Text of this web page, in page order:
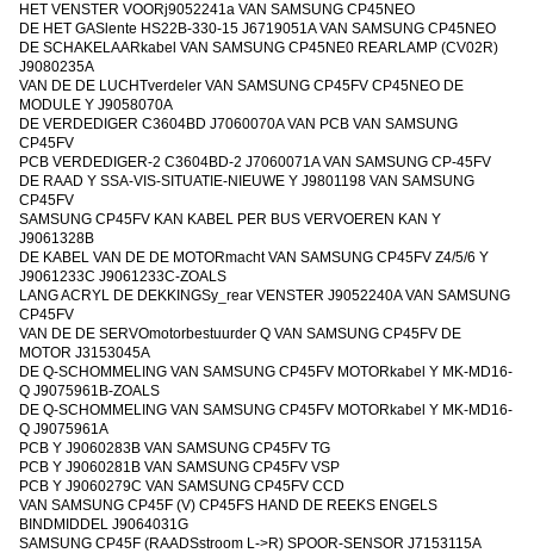
HET VENSTER VOORj9052241a VAN SAMSUNG CP45NEO
DE HET GASlente HS22B-330-15 J6719051A VAN SAMSUNG CP45NEO
DE SCHAKELAARkabel VAN SAMSUNG CP45NE0 REARLAMP (CV02R)
J9080235A
VAN DE DE LUCHTverdeler VAN SAMSUNG CP45FV CP45NEO DE
MODULE Y J9058070A
DE VERDEDIGER C3604BD J7060070A VAN PCB VAN SAMSUNG
CP45FV
PCB VERDEDIGER-2 C3604BD-2 J7060071A VAN SAMSUNG CP-45FV
DE RAAD Y SSA-VIS-SITUATIE-NIEUWE Y J9801198 VAN SAMSUNG
CP45FV
SAMSUNG CP45FV KAN KABEL PER BUS VERVOEREN KAN Y
J9061328B
DE KABEL VAN DE DE MOTORmacht VAN SAMSUNG CP45FV Z4/5/6 Y
J9061233C J9061233C-ZOALS
LANG ACRYL DE DEKKINGSy_rear VENSTER J9052240A VAN SAMSUNG
CP45FV
VAN DE DE SERVOmotorbestuurder Q VAN SAMSUNG CP45FV DE
MOTOR J3153045A
DE Q-SCHOMMELING VAN SAMSUNG CP45FV MOTORkabel Y MK-MD16-
Q J9075961B-ZOALS
DE Q-SCHOMMELING VAN SAMSUNG CP45FV MOTORkabel Y MK-MD16-
Q J9075961A
PCB Y J9060283B VAN SAMSUNG CP45FV TG
PCB Y J9060281B VAN SAMSUNG CP45FV VSP
PCB Y J9060279C VAN SAMSUNG CP45FV CCD
VAN SAMSUNG CP45F (V) CP45FS HAND DE REEKS ENGELS
BINDMIDDEL J9064031G
SAMSUNG CP45F (RAADSstroom L->R) SPOOR-SENSOR J7153115A